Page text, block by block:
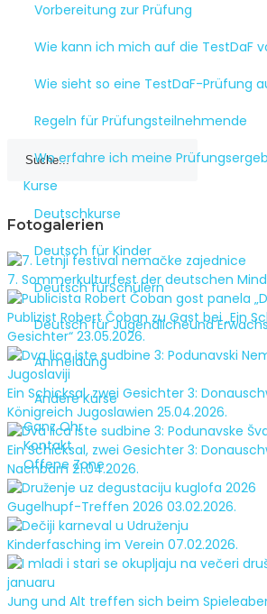
Vorbereitung zur Prüfung
Wie kann ich mich auf die TestDaF
Wie sieht so eine TestDaF-Prüfung
Regeln für Prüfungsteilnehmende
Wo erfahre ich meine
Kurse
Deutschkurse
Deutsch für Kinder
Deutsch fürSchülern
Deutsch für Jugendlicheund
Anmeldung
Andere Kurse
Ganz Ohr
Kontakt
Offene Zone
Fotogalerien
7. Sommerkulturfest der deutschen
Publizist Robert Čoban zu Gast bei „Ein
Gesichter“ 23.05.2026.
Ein Schicksal, zwei Gesichter 3:
Königreich Jugoslawien 25.04.2026.
Ein Schicksal, zwei Gesichter 3:
Nachbarn 21.04.2026.
Gugelhupf-Treffen 2026 03.02.2026.
Kinderfasching im Verein 07.02.2026.
Jung und Alt treffen sich beim